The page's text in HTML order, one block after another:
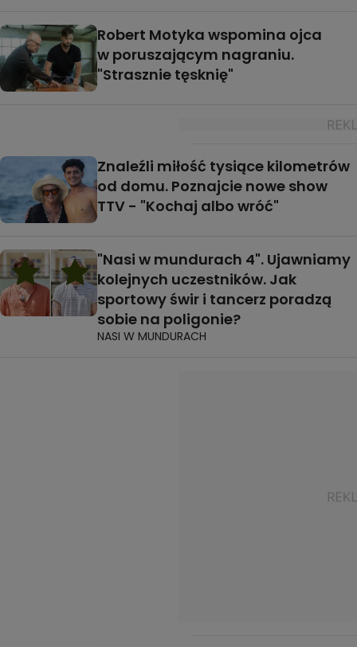
Robert Motyka wspomina ojca
w poruszającym nagraniu.
"Strasznie tęsknię"
Znaleźli miłość tysiące kilometrów
od domu. Poznajcie nowe show
TTV - "Kochaj albo wróć"
"Nasi w mundurach 4". Ujawniamy
kolejnych uczestników. Jak
sportowy świr i tancerz poradzą
sobie na poligonie?
NASI W MUNDURACH